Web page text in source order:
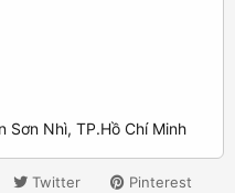
Sơn Nhì, TP.Hồ Chí Minh
Twitter Pinterest